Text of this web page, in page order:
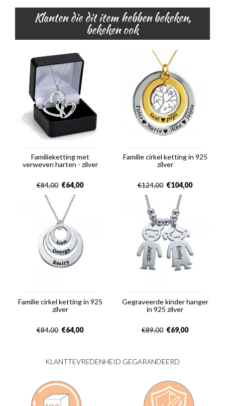
Klanten die dit item hebben bekeken,
bekeken ook
Familieketting met
verweven harten - zilver
€84,00 €64,00
Familie cirkel ketting in 925
zilver
€124,00 €104,00
Familie cirkel ketting in 925
zilver
€84,00 €64,00
Gegraveerde kinder hanger
in 925 zilver
€89,00 €69,00
KLANTTEVREDENHEID GEGARANDEERD